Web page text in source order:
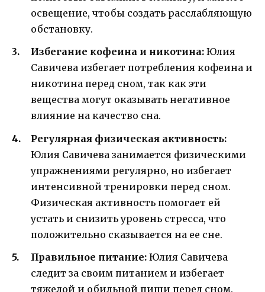
освещение, чтобы создать расслабляющую
обстановку.
Избегание кофеина и никотина: Юлия
Савичева избегает потребления кофеина и
никотина перед сном, так как эти
вещества могут оказывать негативное
влияние на качество сна.
Регулярная физическая активность:
Юлия Савичева занимается физическими
упражнениями регулярно, но избегает
интенсивной тренировки перед сном.
Физическая активность помогает ей
устать и снизить уровень стресса, что
положительно сказывается на ее сне.
Правильное питание: Юлия Савичева
следит за своим питанием и избегает
тяжелой и обильной пищи перед сном.